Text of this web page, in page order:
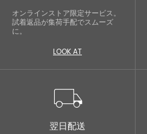
オンラインストア限定サービス。
試着返品が集荷手配でスムーズ
に。
LOOK AT
local_shipping
翌日配送